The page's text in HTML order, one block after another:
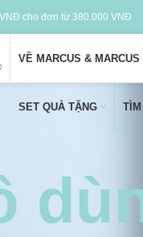
cho đơn từ 380.000 VNĐ
VỀ MARCUS & MARCUS
SET QUÀ TẶNG